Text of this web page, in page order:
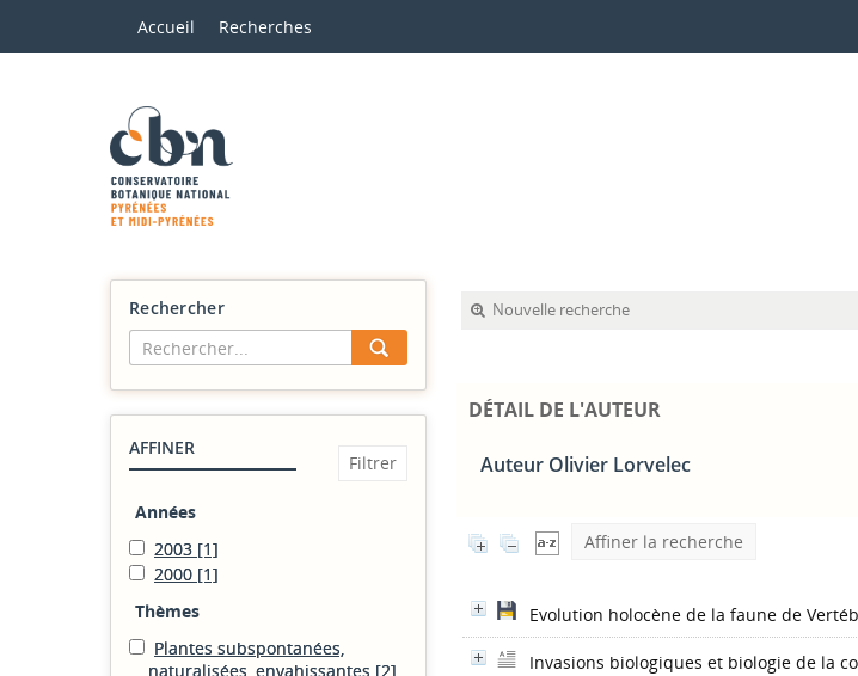
Accueil Recherches
Rechercher
AFFINER
Années
2003 [1]
2000 [1]
Thèmes
Plantes subspontanées,
naturalisées, envahissantes [2]
Nouvelle recherche
DÉTAIL DE L'AUTEUR
Auteur Olivier Lorvelec
Affiner la recherche
Evolution holocène de la faune de
Invasions biologiques et biologie de la